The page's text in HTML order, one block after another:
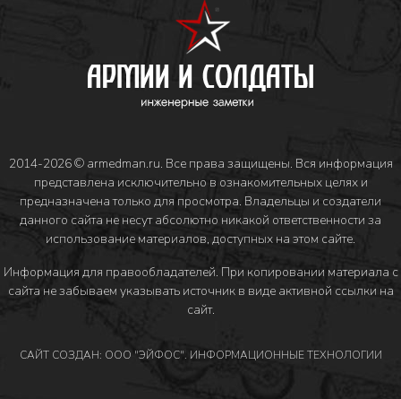
2014-2026 © armedman.ru. Все права защищены. Вся информация
представлена исключительно в ознакомительных целях и
предназначена только для просмотра. Владельцы и создатели
данного сайта не несут абсолютно никакой ответственности за
использование материалов, доступных на этом сайте.
Информация для правообладателей. При копировании материала с
сайта не забываем указывать источник в виде активной ссылки на
сайт.
САЙТ СОЗДАН: ООО "ЭЙФОС". ИНФОРМАЦИОННЫЕ ТЕХНОЛОГИИ